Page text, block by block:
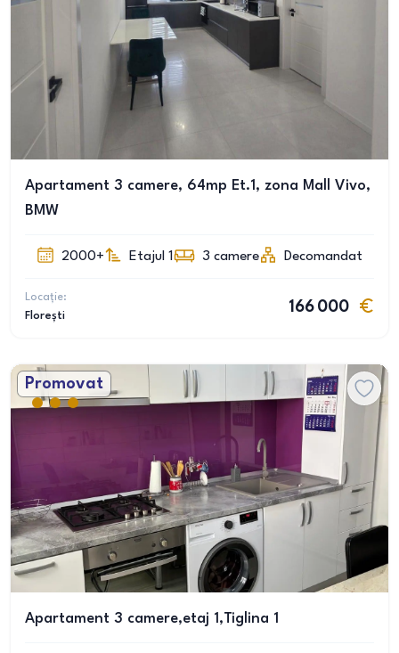
Apartament 3 camere, 64mp Et.1, zona Mall Vivo,
BMW
2000+ Etajul 1 3 camere Decomandat
Locație:
Florești
166 000
Promovat
Apartament 3 camere,etaj 1,Tiglina 1